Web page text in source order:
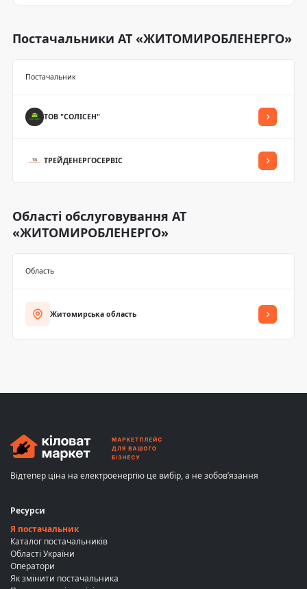
Постачальники АТ «ЖИТОМИРОБЛЕНЕРГО»
Постачальник
ТОВ "СОЛІСЕН"
ТРЕЙДЕНЕРГОСЕРВІС
Області обслуговування АТ
«ЖИТОМИРОБЛЕНЕРГО»
Область
Житомирська область
Відтепер ціна на електроенергію це вибір, а не зобов’язання
Ресурси
Я постачальник
Каталог постачальників
Області України
Оператори
Як змінити постачальника